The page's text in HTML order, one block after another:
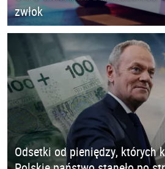
zwłok
Odsetki od pieniędzy, których